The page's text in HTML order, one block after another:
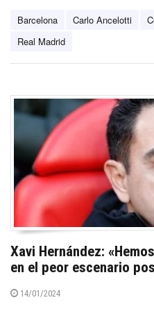
Barcelona Carlo Ancelotti
Real Madrid
Xavi Hernández:
en el peor escenario
14/01/2024